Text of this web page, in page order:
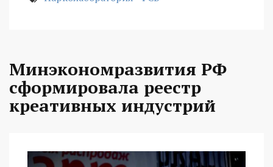
Минэкономразвития РФ
сформировала реестр
креативных индустрий